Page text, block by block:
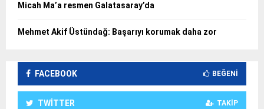
Micah Ma’a resmen Galatasaray’da
Mehmet Akif Üstündağ: Başarıyı korumak daha zor
FACEBOOK BEĞENI
TWITTER TAKIP